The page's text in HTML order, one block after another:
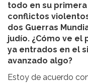
todo en su
conflictos
dos Guerras
judío. ¿Cómo ve el
ya entrados en el
avanzado algo?
Estoy de acuerdo